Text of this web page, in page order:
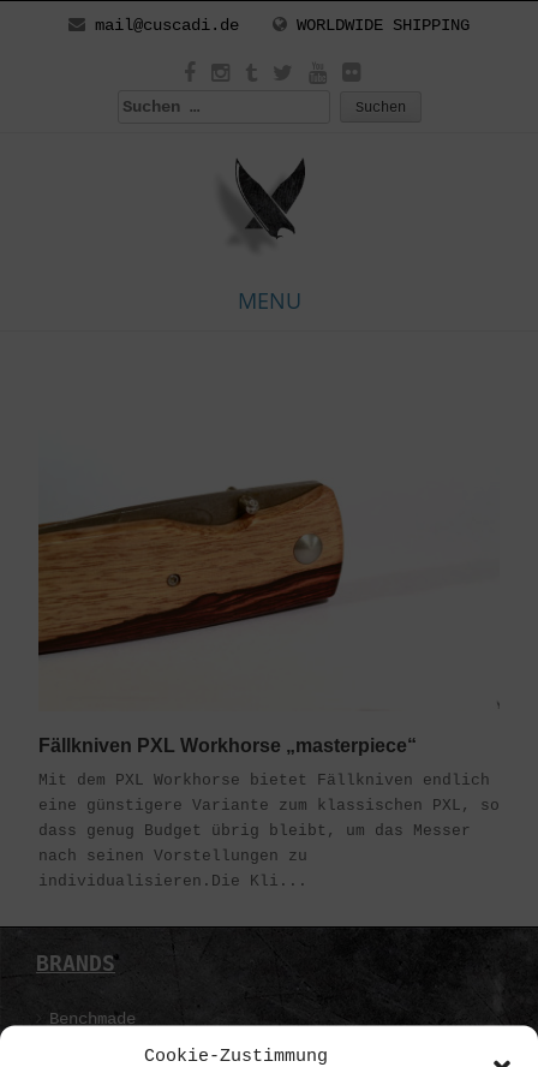
Cookie-Zustimmung
mail@cuscadi.de WORLDWIDE SHIPPING
Suchen
MENU
Fällkniven PXL Workhorse „masterpiece“
Mit dem PXL Workhorse bietet Fällkniven endlich
eine günstigere Variante zum klassischen PXL, so
dass genug Budget übrig bleibt, um das Messer
nach seinen Vorstellungen zu
individualisieren.Die Kli...
BRANDS
Benchmade